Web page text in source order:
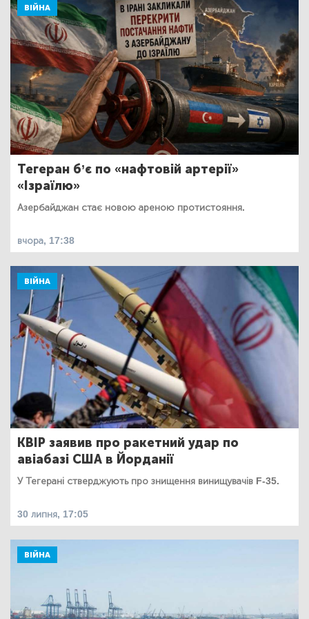
ВІЙНА
Тегеран б’є по «нафтовій артерії»
«Ізраїлю»
Азербайджан стає новою ареною протистояння.
вчора, 17:38
ВІЙНА
КВІР заявив про ракетний удар по
авіабазі США в Йорданії
У Тегерані стверджують про знищення винищувачів F-35.
30 липня, 17:05
ВІЙНА